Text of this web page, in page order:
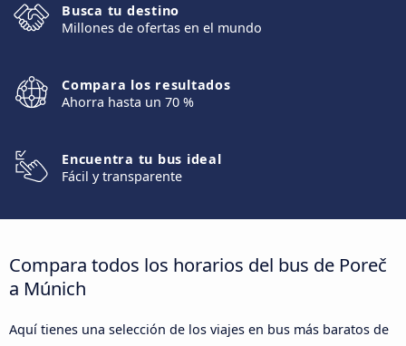
Busca tu destino
Millones de ofertas en el mundo
Compara los resultados
Ahorra hasta un 70 %
Encuentra tu bus ideal
Fácil y transparente
Compara todos los horarios del bus de Poreč
a Múnich
Aquí tienes una selección de los viajes en bus más baratos de